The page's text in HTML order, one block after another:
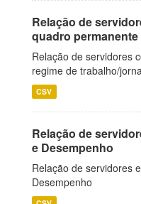
Relação de
quadro permanente
Relação de servidores
regime de trabalho/
CSV
Relação de
e Desempenho
Relação de servidores
Desempenho